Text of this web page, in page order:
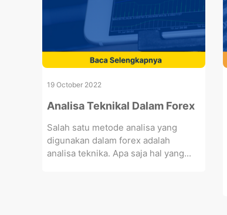
19 October 2022
Analisa Teknikal Dalam Forex
Salah satu metode analisa yang
digunakan dalam forex adalah
analisa teknika. Apa saja hal yang...